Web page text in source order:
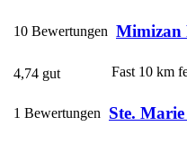
10 Bewertungen Mimizan
Fast 10 km
4,74 gut
1 Bewertungen Ste. Marie